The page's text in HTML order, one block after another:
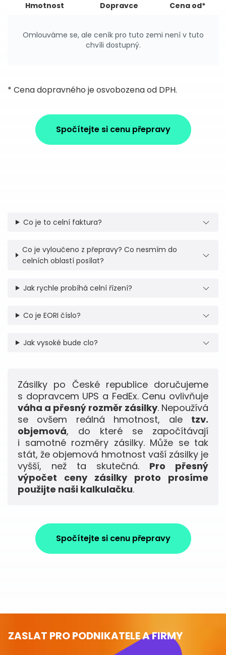
Hmotnost Dopravce Cena od*
Omlouváme se, ale ceník pro tuto zemi není v tuto
chvíli dostupný.
* Cena dopravného je osvobozena od DPH.
Spočítejte si cenu přepravy
Co je to celní faktura?
Co je vyloučeno z přepravy? Co nesmím do
celních oblastí posílat?
Jak rychle probíhá celní řízení?
Co je EORI číslo?
Jak vysoké bude clo?
Zásilky po České republice doručujeme
s dopravcem UPS a FedEx. Cenu ovlivňuje
váha a přesný rozměr zásilky. Nepoužívá
se ovšem reálná hmotnost, ale tzv.
objemová, do které se započítávají
i samotné rozměry zásilky. Může se tak
stát, že objemová hmotnost vaší zásilky je
vyšší, než ta skutečná. Pro přesný
výpočet ceny zásilky proto prosíme
použijte naši kalkulačku.
Spočítejte si cenu přepravy
ZASLAT PRO PODNIKATELE A FIRMY